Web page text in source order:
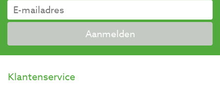
Aanmelden
Klantenservice